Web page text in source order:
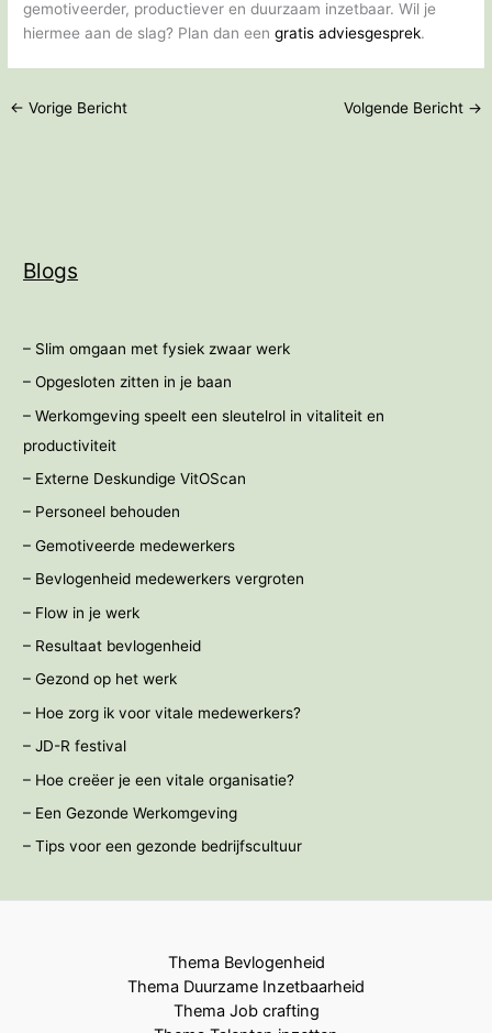
gemotiveerder, productiever en duurzaam inzetbaar. Wil je
hiermee aan de slag? Plan dan eengratis adviesgesprek.
← Vorige Bericht Volgende Bericht →
Blogs
– Slim omgaan met fysiek zwaar werk
– Opgesloten zitten in je baan
– Werkomgeving speelt een sleutelrol in vitaliteit en
productiviteit
– Externe Deskundige VitOScan
– Personeel behouden
– Gemotiveerde medewerkers
– Bevlogenheid medewerkers vergroten
– Flow in je werk
– Resultaat bevlogenheid
– Gezond op het werk
– Hoe zorg ik voor vitale medewerkers?
– JD-R festival
– Hoe creëer je een vitale organisatie?
– Een Gezonde Werkomgeving
– Tips voor een gezonde bedrijfscultuur
Thema Bevlogenheid
Thema Duurzame Inzetbaarheid
Thema Job crafting